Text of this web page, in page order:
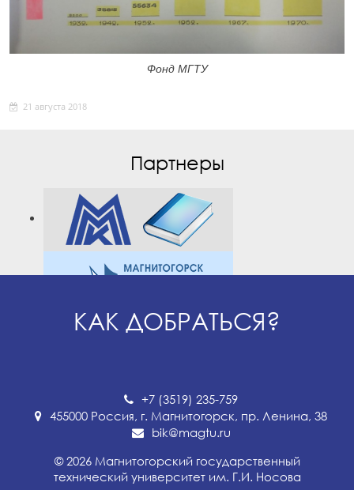
Фонд МГТУ
21 августа 2018
Партнеры
КАК ДОБРАТЬСЯ?
+7 (3519) 235-759
455000 Россия, г. Магнитогорск, пр. Ленина, 38
bik@magtu.ru
© 2026 Магнитогорский государственный
технический университет им. Г.И. Носова